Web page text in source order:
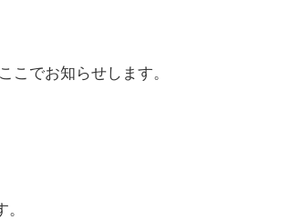
こでお知らせします。